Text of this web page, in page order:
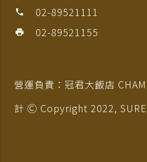
phone 02-89521111
print 02-89521155
營運負責：冠君大飯店
計 Ⓒ Copyright 2022,